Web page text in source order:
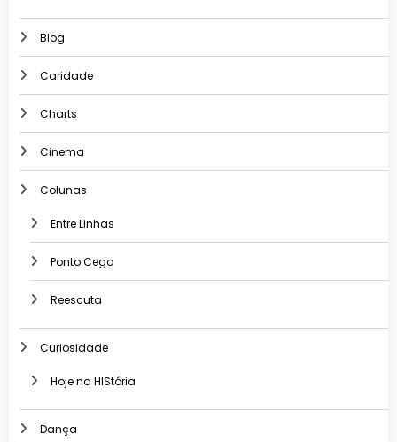
Blog
Caridade
Charts
Cinema
Colunas
Entre Linhas
Ponto Cego
Reescuta
Curiosidade
Hoje na HIStória
Dança